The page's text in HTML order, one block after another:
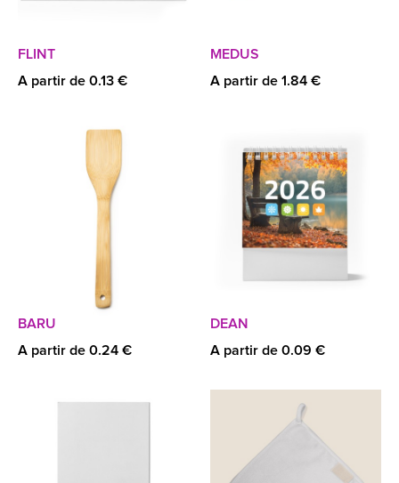
FLINT
A partir de 0.13 €
MEDUS
A partir de 1.84 €
BARU
A partir de 0.24 €
DEAN
A partir de 0.09 €